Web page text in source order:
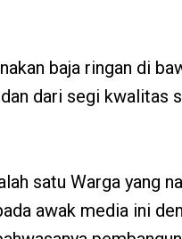
baja ringan di
dari segi kwalitas
satu Warga yang
awak media ini